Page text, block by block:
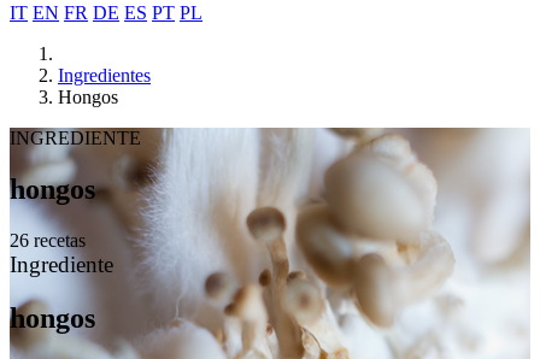
IT EN FR DE ES PT PL
Ingredientes
Hongos
INGREDIENTE
hongos
26 recetas
Ingrediente
hongos